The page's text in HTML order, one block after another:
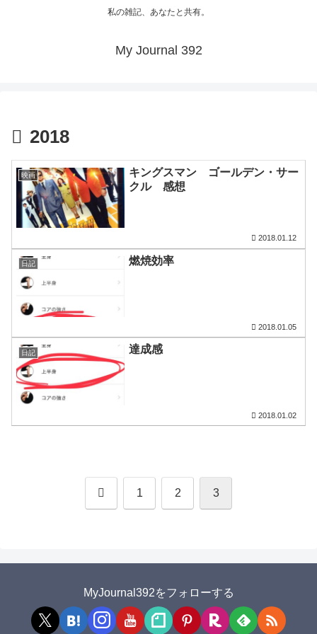
私の雑記、あなたと共有。
My Journal 392
2018
映画
キングスマン ゴールデン・サー
クル 感想
2018.01.12
日記 燃焼効率
2018.01.05
日記 達成感
2018.01.02
前 1 2 3
MyJournal392をフォローする